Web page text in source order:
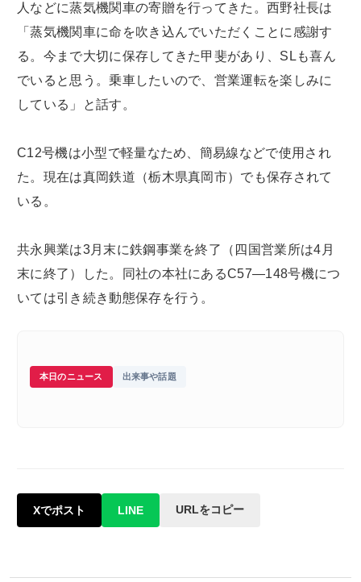
人などに蒸気機関車の寄贈を行ってきた。西野社長は
「蒸気機関車に命を吹き込んでいただくことに感謝す
る。今まで大切に保存してきた甲斐があり、SLも喜ん
でいると思う。乗車したいので、営業運転を楽しみに
している」と話す。
C12号機は小型で軽量なため、簡易線などで使用され
た。現在は真岡鉄道（栃木県真岡市）でも保存されて
いる。
共永興業は3月末に鉄鋼事業を終了（四国営業所は4月
末に終了）した。同社の本社にあるC57―148号機につ
いては引き続き動態保存を行う。
本日のニュース 出来事や話題
Xでポスト LINE URLをコピー